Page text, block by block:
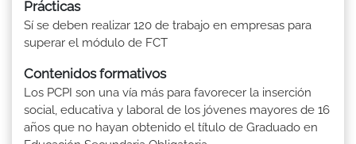
Prácticas
Sí se deben realizar 120 de trabajo en empresas para
superar el módulo de FCT
Contenidos formativos
Los PCPI son una vía más para favorecer la inserción
social, educativa y laboral de los jóvenes mayores de 16
años que no hayan obtenido el título de Graduado en